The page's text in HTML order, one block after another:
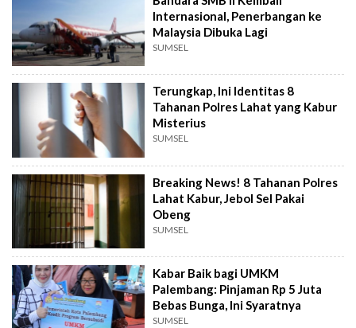
Internasional, Penerbangan ke
Malaysia Dibuka Lagi
SUMSEL
Terungkap, Ini Identitas 8
Tahanan Polres Lahat yang Kabur
Misterius
SUMSEL
Breaking News! 8 Tahanan Polres
Lahat Kabur, Jebol Sel Pakai
Obeng
SUMSEL
Kabar Baik bagi UMKM
Palembang: Pinjaman Rp 5 Juta
Bebas Bunga, Ini Syaratnya
SUMSEL